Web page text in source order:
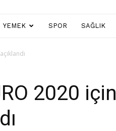
YEMEK SPOR SAĞLIK
2020 için